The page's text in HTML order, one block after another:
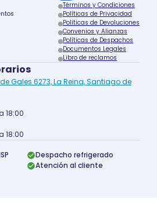
Términos y Condiciones
Políticas de Privacidad
Políticas de Devoluciones
Convenios y Alianzas
Políticas de Despachos
Documentos Legales
Libro de reclamos
Gales 6273, La Reina, Santiago de
18:00
18:00
Despacho refrigerado
Atención al cliente